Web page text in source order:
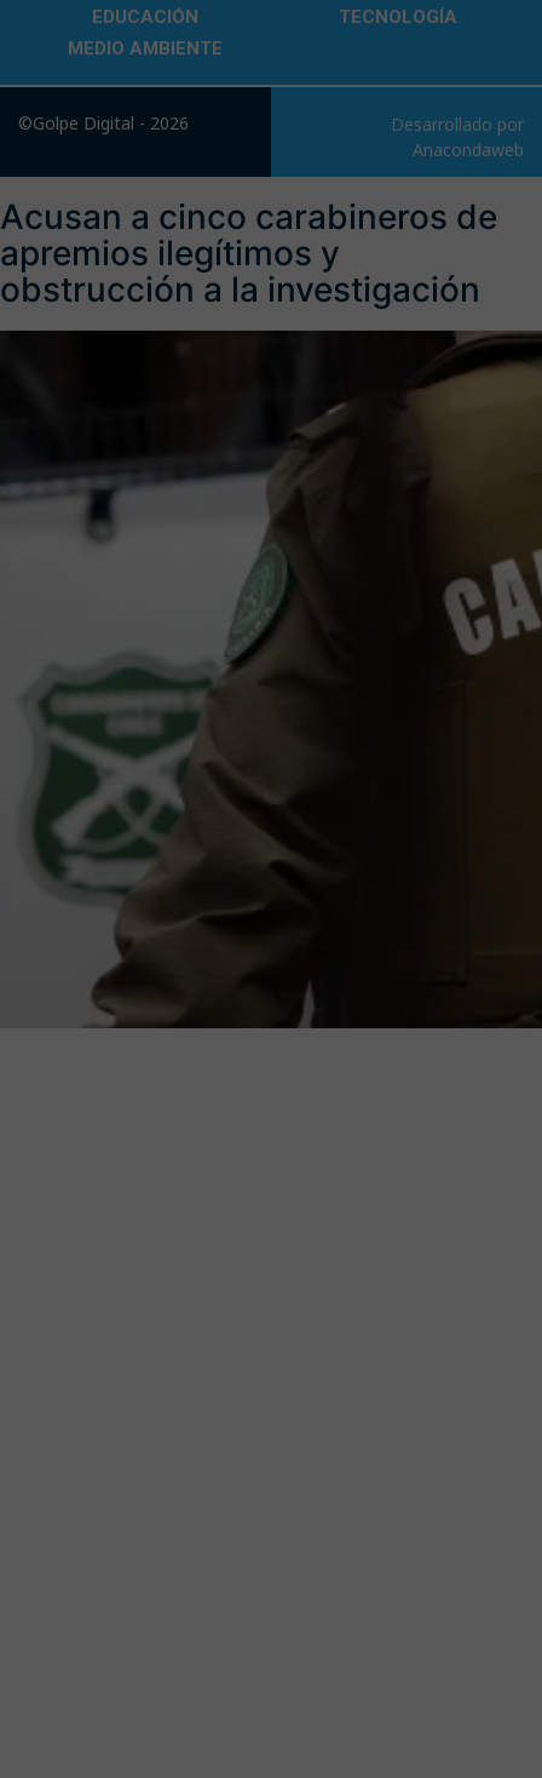
EDUCACIÓN
TECNOLOGÍA
MEDIO AMBIENTE
©Golpe Digital - 2026
Desarrollado por
Anacondaweb
Acusan a cinco carabineros de
apremios ilegítimos y
obstrucción a la investigación